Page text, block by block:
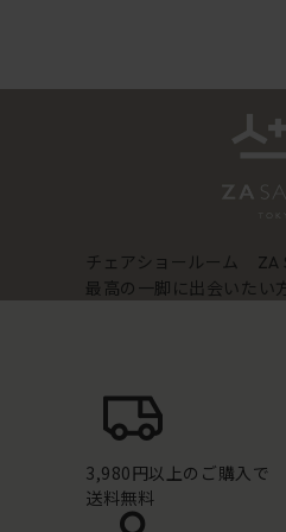
チェアショールーム ZA
最高の一脚に出会いたい
3,980円以上のご購入で
送料無料